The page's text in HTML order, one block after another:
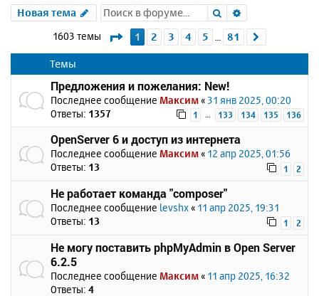
Новая тема Поиск
1603 темы Страница1 из 81
1 2 3 4 5 81
Темы
Предложения и пожелания: New!
Последнее сообщение Максим « 31 янв 2025, 00:20
Ответы: 1357 1 … 133 134 135 136
OpenServer 6 и доступ из интернета
Последнее сообщение Максим « 12 апр 2025, 01:56
Ответы: 13 1 2
Не работает команда "composer"
Последнее сообщение levshx « 11 апр 2025, 19:31
Ответы: 13 1 2
Не могу поставить phpMyAdmin в Open Server
6.2.5
Последнее сообщение Максим « 11 апр 2025, 16:32
Ответы: 4